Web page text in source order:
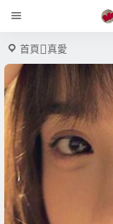
首頁 真愛